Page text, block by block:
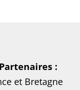
:
et Bretagne